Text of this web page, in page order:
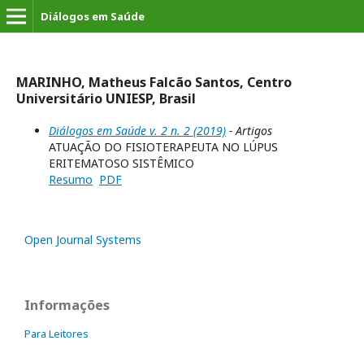
Diálogos em Saúde
MARINHO, Matheus Falcão Santos, Centro
Universitário UNIESP, Brasil
Diálogos em Saúde v. 2 n. 2 (2019) - Artigos
ATUAÇÃO DO FISIOTERAPEUTA NO LÚPUS
ERITEMATOSO SISTÊMICO
Resumo PDF
Open Journal Systems
Informações
Para Leitores